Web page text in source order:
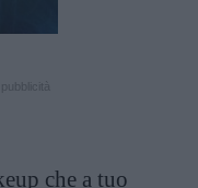
che a tuo